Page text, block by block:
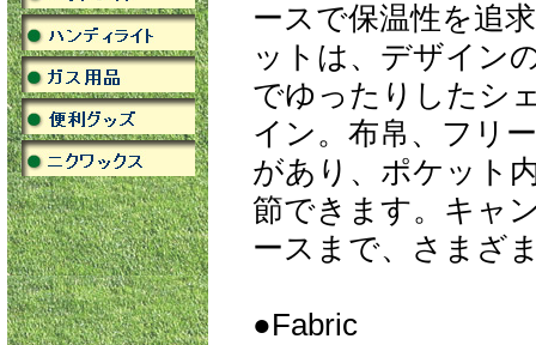
ースで保温性を追
ットは、デザイン
でゆったりしたシ
イン。布帛、フリ
があり、ポケット
節できます。キャ
ースまで、さまざ
●Fabric